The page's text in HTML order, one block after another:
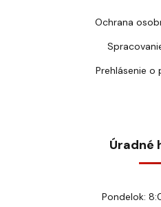
Ochrana
Prehlásenie o
Úradné
Pondelok: